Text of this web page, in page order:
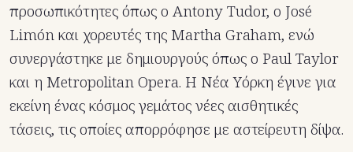
προσωπικότητες όπως ο Antony Tudor, ο José
Limón και χορευτές της Martha Graham, ενώ
συνεργάστηκε με δημιουργούς όπως ο Paul Taylor
και η Metropolitan Opera. Η Νέα Υόρκη έγινε για
εκείνη ένας κόσμος γεμάτος νέες αισθητικές
τάσεις, τις οποίες απορρόφησε με αστείρευτη δίψα.